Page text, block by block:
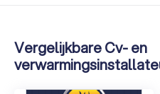
Vergelijkbare Cv- en